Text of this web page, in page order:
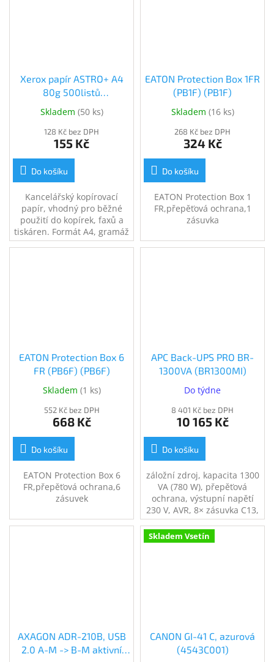
Xerox papír ASTRO+ A4
80g 500listů
(003R93526)
Skladem (50 ks)
128 Kč bez DPH
155 Kč
Do košíku
Kancelářský kopírovací
papír, vhodný pro běžné
použití do kopírek, faxů a
tiskáren. Formát A4, gramáž
80g, balení 500 listů.
EATON Protection Box 1FR
(PB1F) (PB1F)
Skladem (16 ks)
268 Kč bez DPH
324 Kč
Do košíku
EATON Protection Box 1
FR,přepěťová ochrana,1
zásuvka
EATON Protection Box 6
FR (PB6F) (PB6F)
Skladem (1 ks)
552 Kč bez DPH
668 Kč
Do košíku
EATON Protection Box 6
FR,přepěťová ochrana,6
zásuvek
APC Back-UPS PRO BR-
1300VA (BR1300MI)
Do týdne
8 401 Kč bez DPH
10 165 Kč
Do košíku
záložní zdroj, kapacita 1300
VA (780 W), přepěťová
ochrana, výstupní napětí
230 V, AVR, 8× zásuvka C13,
zajistí napájení při výpadku
el. proudu, USB port,
ochrana telefonní a
AXAGON ADR-210B, USB
2.0 A-M -> B-M aktivní
Skladem Vsetín
CANON GI-41 C, azurová
(4543C001)